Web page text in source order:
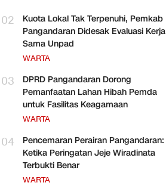
02
Kuota Lokal Tak Terpenuhi, Pemkab
Pangandaran Didesak Evaluasi Kerja
Sama Unpad
WARTA
03
DPRD Pangandaran Dorong
Pemanfaatan Lahan Hibah Pemda
untuk Fasilitas Keagamaan
WARTA
04
Pencemaran Perairan Pangandaran:
Ketika Peringatan Jeje Wiradinata
Terbukti Benar
WARTA